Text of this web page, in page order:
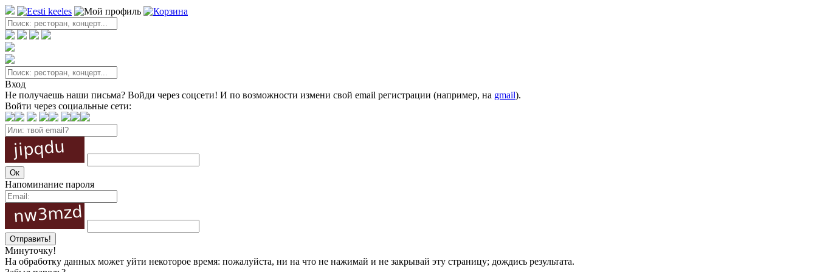
Вход
Не получаешь наши письма? Войди через соцсети! И по возможности измени свой email регистрации (например, на gmail).
Войти через социальные сети:
Напоминание пароля
Минуточку!
На обработку данных может уйти некоторое время: пожалуйста, ни на что не нажимай и не закрывай эту страницу; дождись результата.